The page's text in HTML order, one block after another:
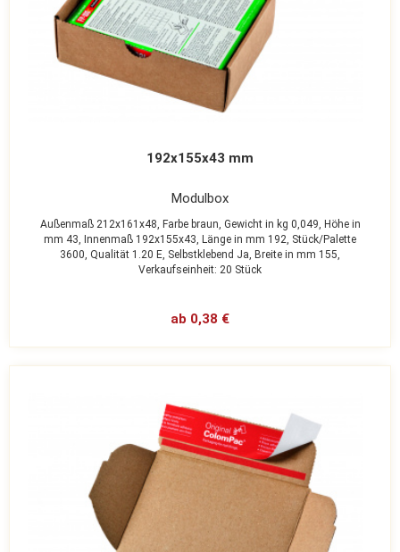
192x155x43 mm
Modulbox
Außenmaß 212x161x48, Farbe braun, Gewicht in kg 0,049, Höhe in
mm 43, Innenmaß 192x155x43, Länge in mm 192, Stück/Palette
3600, Qualität 1.20 E, Selbstklebend Ja, Breite in mm 155,
Verkaufseinheit: 20 Stück
ab 0,38 €